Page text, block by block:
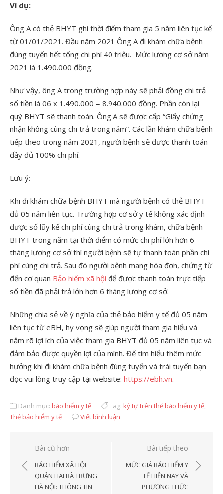
Ví dụ:
Ông A có thẻ BHYT ghi thời điểm tham gia 5 năm liên tục kể
từ 01/01/2021. Đầu năm 2021 Ông A đi khám chữa bệnh
đúng tuyến hết tổng chi phí 40 triệu. Mức lương cơ sở năm
2021 là 1.490.000 đồng.
Như vậy, ông A trong trường hợp này sẽ phải đồng chi trả
số tiền là 06 x 1.490.000 = 8.940.000 đồng. Phần còn lại
quỹ BHYT sẽ thanh toán. Ông A sẽ được cấp “Giấy chứng
nhận không cùng chi trả trong năm”. Các lần khám chữa bệnh
tiếp theo trong năm 2021, người bệnh sẽ được thanh toán
đầy đủ 100% chi phí.
Lưu ý:
Khi đi khám chữa bệnh BHYT mà người bệnh có thẻ BHYT
đủ 05 năm liên tục. Trường hợp cơ sở y tế không xác định
được số lũy kế chi phí cùng chi trả trong khám, chữa bệnh
BHYT trong năm tại thời điểm có mức chi phí lớn hơn 6
tháng lương cơ sở thì người bệnh sẽ tự thanh toán phần chi
phí cùng chi trả. Sau đó người bệnh mang hóa đơn, chứng từ
đến cơ quan Bảo hiểm xã hội để được thanh toán trực tiếp
số tiền đã phải trả lớn hơn 6 tháng lương cơ sở.
Những chia sẻ về ý nghĩa của thẻ bảo hiểm y tế đủ 05 năm
liên tục từ eBH, hy vọng sẽ giúp người tham gia hiểu và
nắm rõ lợi ích của việc tham gia BHYT đủ 05 năm liên tục và
đảm bảo được quyền lợi của mình. Để tìm hiểu thêm mức
hưởng khi đi khám chữa bệnh đúng tuyến và trái tuyến bạn
đọc vui lòng truy cập tại website: https://ebh.vn.
Danh mục: bảo hiểm y tế Tag: ký tự trên thẻ bảo hiểm y tế,
Thẻ bảo hiểm y tế
Viết bình luận
Điều
hướng
viết
Bài cũ hơn
BẢO HIỂM XÃ HỘI
QUẬN HAI BÀ TRƯNG
HÀ NỘI: THÔNG TIN
Bài tiếp theo
MỨC GIÁ BẢO HIỂM Y
TẾ HIỆN NAY VÀ
PHƯƠNG THỨC